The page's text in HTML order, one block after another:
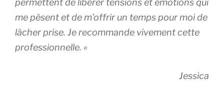
permettent de libérer tensions et émotions qui
me pèsent et de m’offrir un temps pour moi de
lâcher prise. Je recommande vivement cette
professionnelle. «
Jessica